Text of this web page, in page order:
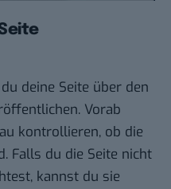
deine Seite über den
Vorab
kontrollieren, ob die
Falls du die Seite nicht
kannst du sie